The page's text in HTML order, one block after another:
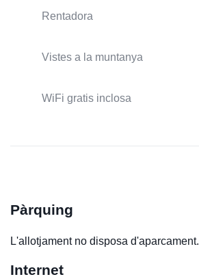
Rentadora
Vistes a la muntanya
WiFi gratis inclosa
Pàrquing
L'allotjament no disposa d'aparcament.
Internet